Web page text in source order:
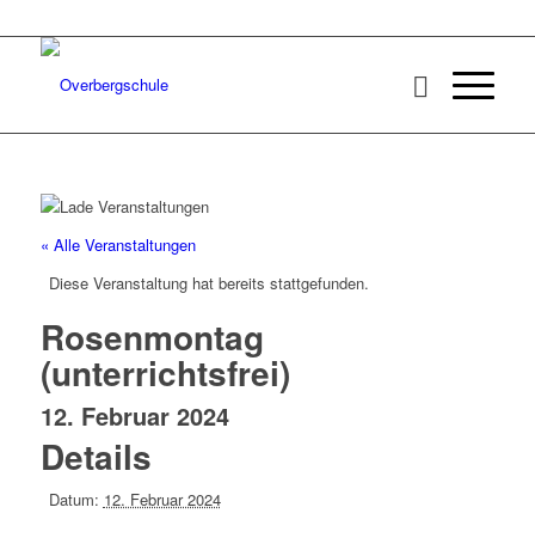
« Alle Veranstaltungen
Diese Veranstaltung hat bereits stattgefunden.
Rosenmontag
(unterrichtsfrei)
12. Februar 2024
Details
Datum: 12. Februar 2024